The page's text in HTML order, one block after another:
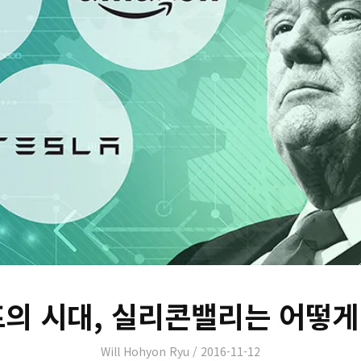
시대, 실리콘밸리는 어떻
Author
Will Hohyon Ryu
Posted
2016-11-12